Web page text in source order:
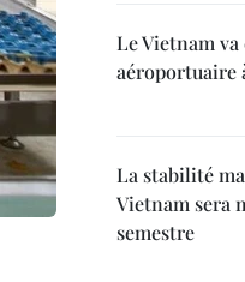
Le Vietnam va
aéroportuaire
La stabilité
Vietnam sera
semestre